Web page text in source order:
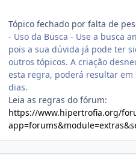
Tópico fechado por falta de
- Uso da Busca - Use a busca
pois a sua dúvida já pode ter
outros tópicos. A criação
esta regra, poderá resultar
dias.
Leia as regras do fórum:
https://www.hipertrofia.org/